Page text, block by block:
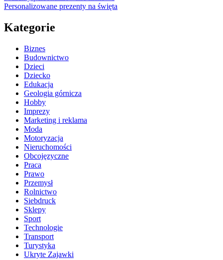
Personalizowane prezenty na święta
Kategorie
Biznes
Budownictwo
Dzieci
Dziecko
Edukacja
Geologia górnicza
Hobby
Imprezy
Marketing i reklama
Moda
Motoryzacja
Nieruchomości
Obcojęzyczne
Praca
Prawo
Przemysł
Rolnictwo
Siebdruck
Sklepy
Sport
Technologie
Transport
Turystyka
Ukryte Zajawki